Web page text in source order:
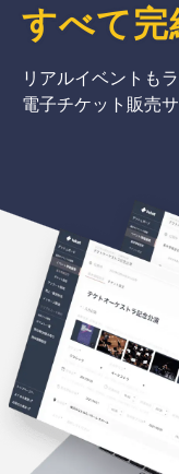
すべて完
リアルイベントも
電子チケット販売